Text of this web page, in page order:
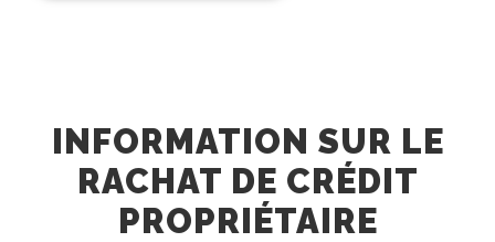
INFORMATION SUR LE
RACHAT DE CRÉDIT
PROPRIÉTAIRE